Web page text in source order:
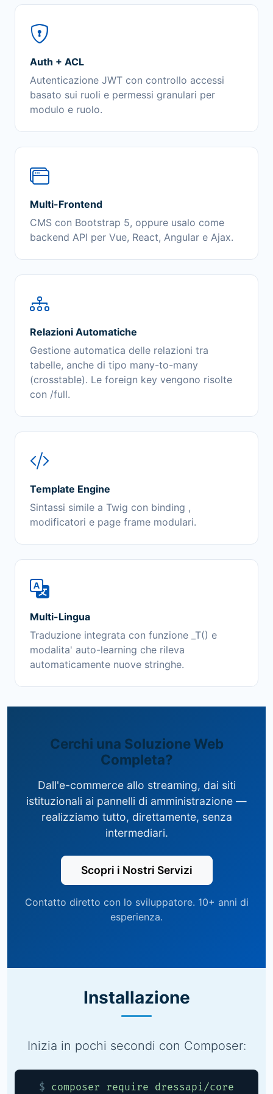
Auth + ACL
Autenticazione JWT con controllo accessi
basato sui ruoli e permessi granulari per
modulo e ruolo.
Multi-Frontend
CMS con Bootstrap 5, oppure usalo come
backend API per Vue, React, Angular e Ajax.
Relazioni Automatiche
Gestione automatica delle relazioni tra
tabelle, anche di tipo many-to-many
(crosstable). Le foreign key vengono risolte
con /full.
Template Engine
Sintassi simile a Twig con binding ,
modificatori e page frame modulari.
Multi-Lingua
Traduzione integrata con funzione _T() e
modalita' auto-learning che rileva
automaticamente nuove stringhe.
Cerchi una Soluzione Web
Completa?
Dall'e-commerce allo streaming, dai siti
istituzionali ai pannelli di amministrazione —
realizziamo tutto, direttamente, senza
intermediari.
Scopri i Nostri Servizi
Contatto diretto con lo sviluppatore. 10+ anni di
esperienza.
Installazione
Inizia in pochi secondi con Composer:
$ composer require dressapi/core